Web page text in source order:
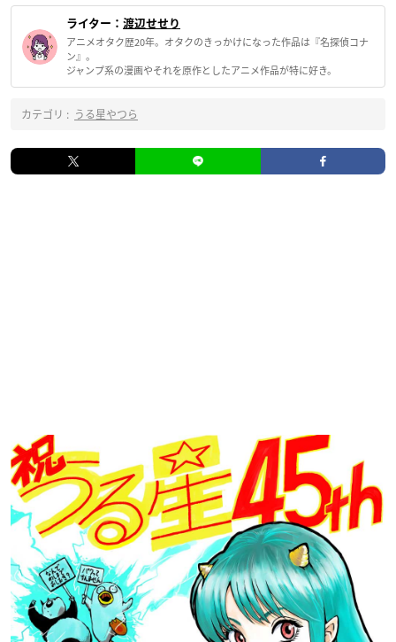
ライター： 渡辺せせり
アニメオタク歴20年。オタクのきっかけになった作品は『名探偵コナ
ン』。
ジャンプ系の漫画やそれを原作としたアニメ作品が特に好き。
カテゴリ : うる星やつら